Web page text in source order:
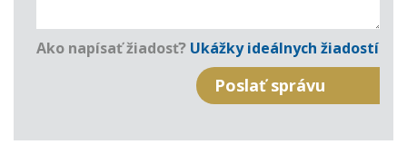
Ako napísať žiadosť? Ukážky ideálnych žiadostí